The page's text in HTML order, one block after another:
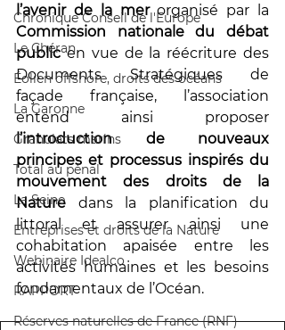
Chronique Conseil de l'Europe
Le Chéran
Éolien offshore, droits des océans
La Garonne
Granulats marins
Total au pénal
La Seine
Entreprises et droits de la Nature
Webinaire Idealco
RAPPORT
Réserves naturelles de France (RNF)
l’avenir de la mer
Commission nationale du débat
public en vue de la réécriture des
Documents Stratégiques de
façade française, l’association
l’introduction de nouveaux
principes et processus inspirés du
mouvement des droits de la
Nature dans la planification du
littoral et assurer ainsi une
cohabitation apaisée entre les
activités humaines et les besoins
fondamentaux de l’Océan.